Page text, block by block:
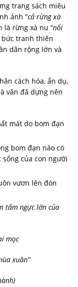
trang sách miêu
ảnh “cả rừng xà
là rừng xà nu “nối
tranh thiên
dân rộng lớn và
cách hóa, ẩn dụ,
văn đã dựng nên
mát do bom đạn
bom đạn nào có
của con người
vươn lên đón
tấm ngực lớn của
mọc
xuân”